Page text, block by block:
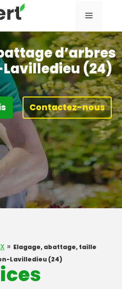
Menu
d’arbres
(24)
Contactez-nous
» Elagage, abattage, taille
Lavilledieu (24)